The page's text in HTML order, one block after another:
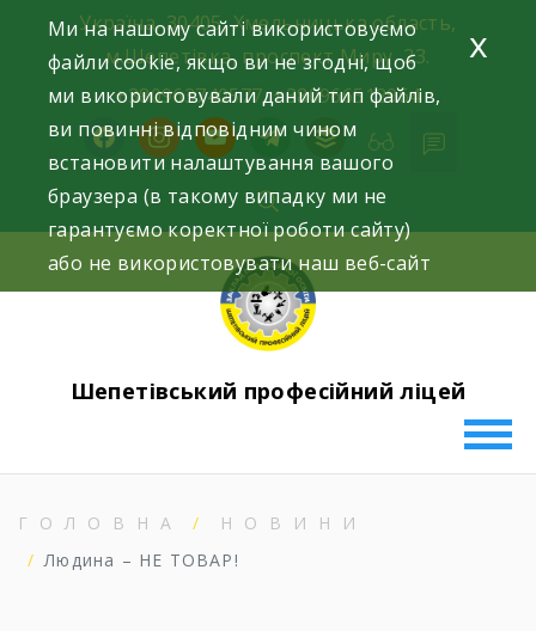
content
Україна, 30405, Хмельницька область,
м.Шепетівка, проспект Миру, 23.
+380963740577, +380966512964
facebookinstagramyoutubetelegram
buffer
Шепетівський професійний ліцей
ГОЛОВНА
НОВИНИ
Людина – НЕ ТОВАР!
Ми на нашому сайті використовуємо
файли cookie, якщо ви не згодні, щоб
ми використовували даний тип файлів,
ви повинні відповідним чином
встановити налаштування вашого
браузера (в такому випадку ми не
гарантуємо коректної роботи сайту)
або не використовувати наш веб-сайт
x